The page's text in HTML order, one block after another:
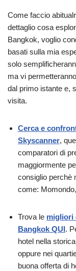
Come faccio
dettaglio cosa
Bangkok, voglio
basati sulla mia
solo
ma vi
dal primo istante e,
visita.
Cerca e
Skyscanner,
comparatori di
maggiormente
consiglio perchè
come:
Trova le migliori
Bangkok QUI.
hotel nella
oppure nei
buona offerta di